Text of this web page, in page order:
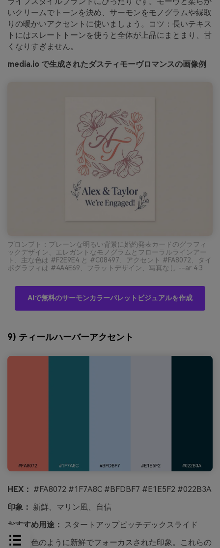
いクリームでトーンを決め、サーモンをモノグラムや縁取
りの暖かいアクセントに使いましょう。コツ：長いテキス
トにはスレートトーンを使うと全体が上品にまとまり、甘
くなりすぎません。
media.io で生成されたダスティモーヴロマンスの画像例
プロンプト：プレーンな明るい背景に婚約発表カードのグラフィ
ックデザイン、エレガントなモノグラムとフローラルラインアー
ト、主な色は #F2E9E4 と #C08497、アクセント #FA8072、タイ
ポグラフィは #4A4E69、フラットデザイン、写真なし --ar 4:3
AIで無料のサーモンカラーパレットビジュアルを作成
9) ティールハーバーアクセント
HEX： #FA8072 #1F7A8C #BFDBF7 #E1E5F2 #022B3A
印象： 新鮮、マリン風、自信
おすすめ用途： スタートアップピッチデックスライド
港の景色のように新鮮でフォーカスされた印象。これらの